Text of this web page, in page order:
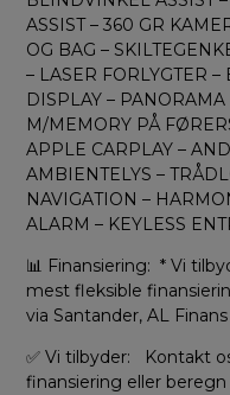
ASSIST – 360 GR
OG BAG –
– LASER FORLYGTER
DISPLAY –
M/MEMORY PÅ
APPLE CARPLAY –
AMBIENTELYS –
NAVIGATION –
ALARM – KEYLESS
📊 Finansiering: * Vi
mest fleksible
via Santander, AL
✅ Vi tilbyder: Kontakt
finansiering eller